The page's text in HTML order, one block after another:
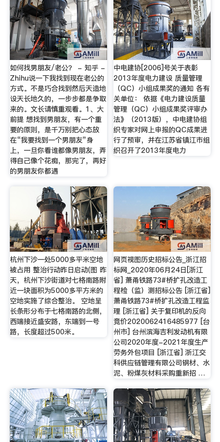
如何找男朋友/老公？ - 知乎 -
Zhihu说一下我找到现在老公的
方式。不是巧合找到然后天造地
设天长地久的，一步步都是争取
来的。文长请慎重观看。1、大
前提 想找到男朋友，有一个重
要的原则，是千万别把心态放
在“我要找到一个男朋友”身
上，一旦你看谁都像男朋友，弄
得自己像个花痴，那完了，再好
的男朋友你都遇
中电建协[2006]号关于表彰
2013年度电力建设 质量管理
（QC）小组成果奖的通知 各有
关单位： 依据《电力建设质量
管理（QC）小组成果奖评审办
法》（2013版），中电建协组
织专家对网上申报的QC成果进
行了预审，并在江苏省镇江市组
织召开了2013年度电力
杭州下沙一处5000多平米空地
被占用 整治行动昨日启动(图 昨
天，杭州下沙街道对七格南路附
近一块面积为5000多平方米的
空地实施了综合整治。 空地呈
长条形分布于七格南路的北侧，
西端接近盛安路，东端到一号
路，长度超过500米。
网页视图历史招标公告_浙江招
标网_2020年06月24日[浙江
省] 萧甬铁路73#桥扩孔改造工
程检（监）测招标公告 [浙江省]
萧甬铁路73#桥扩孔改造工程监
理 [浙江省] 关于复印机的反向
竞价2020062416485977 [台
州市] 台州滨海吉利发动机有限
公司2020年度-2021年度生产
劳务外包项目 [浙江省] 浙江交
科供应链管理有限公司钢材、水
泥、粉煤灰材料采购重新招 …